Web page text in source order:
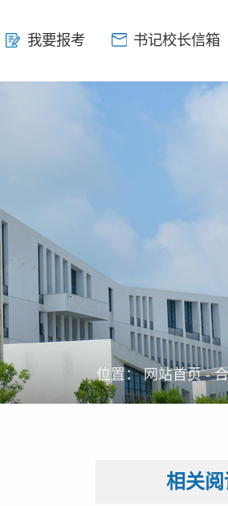
我要报考 书记校长信箱
我要报考 书记校长信箱
位置：网站首页-
相关阅